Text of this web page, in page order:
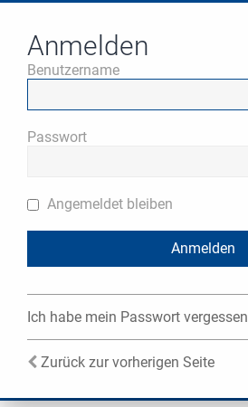
Anmelden
Benutzername
Passwort
Angemeldet bleiben
Ich habe mein Passwort vergessen
Zurück zur vorherigen Seite